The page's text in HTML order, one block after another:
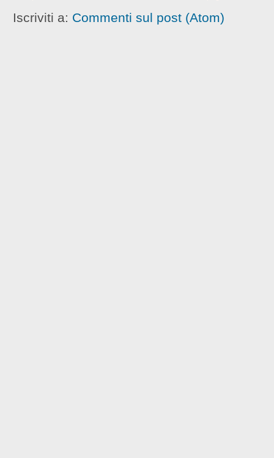
Iscriviti a: Commenti sul post (Atom)